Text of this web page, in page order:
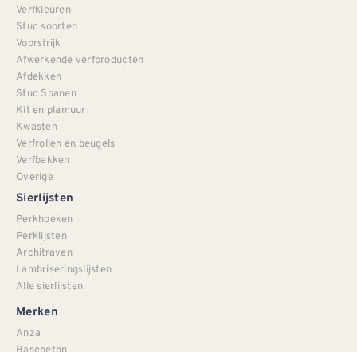
Verfkleuren
Stuc soorten
Voorstrijk
Afwerkende verfproducten
Afdekken
Stuc Spanen
Kit en plamuur
Kwasten
Verfrollen en beugels
Verfbakken
Overige
Sierlijsten
Perkhoeken
Perklijsten
Architraven
Lambriseringslijsten
Alle sierlijsten
Merken
Anza